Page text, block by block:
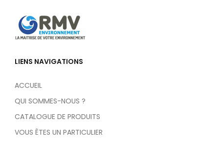
LIENS NAVIGATIONS
ACCUEIL
QUI SOMMES-NOUS ?
CATALOGUE DE PRODUITS
VOUS ÊTES UN PARTICULIER